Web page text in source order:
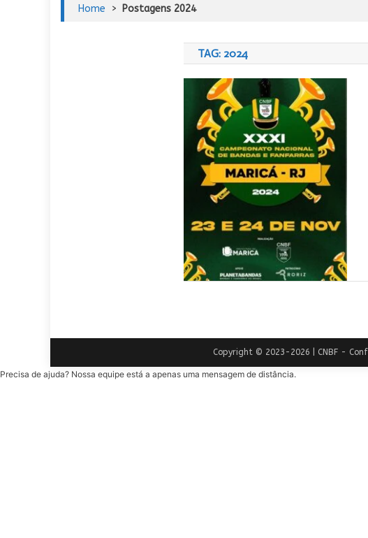
Home > Postagens 2024
TAG: 2024
Copyright © 2023-2026 | CNBF -
Precisa de ajuda? Nossa equipe está a apenas uma mensagem de distância.